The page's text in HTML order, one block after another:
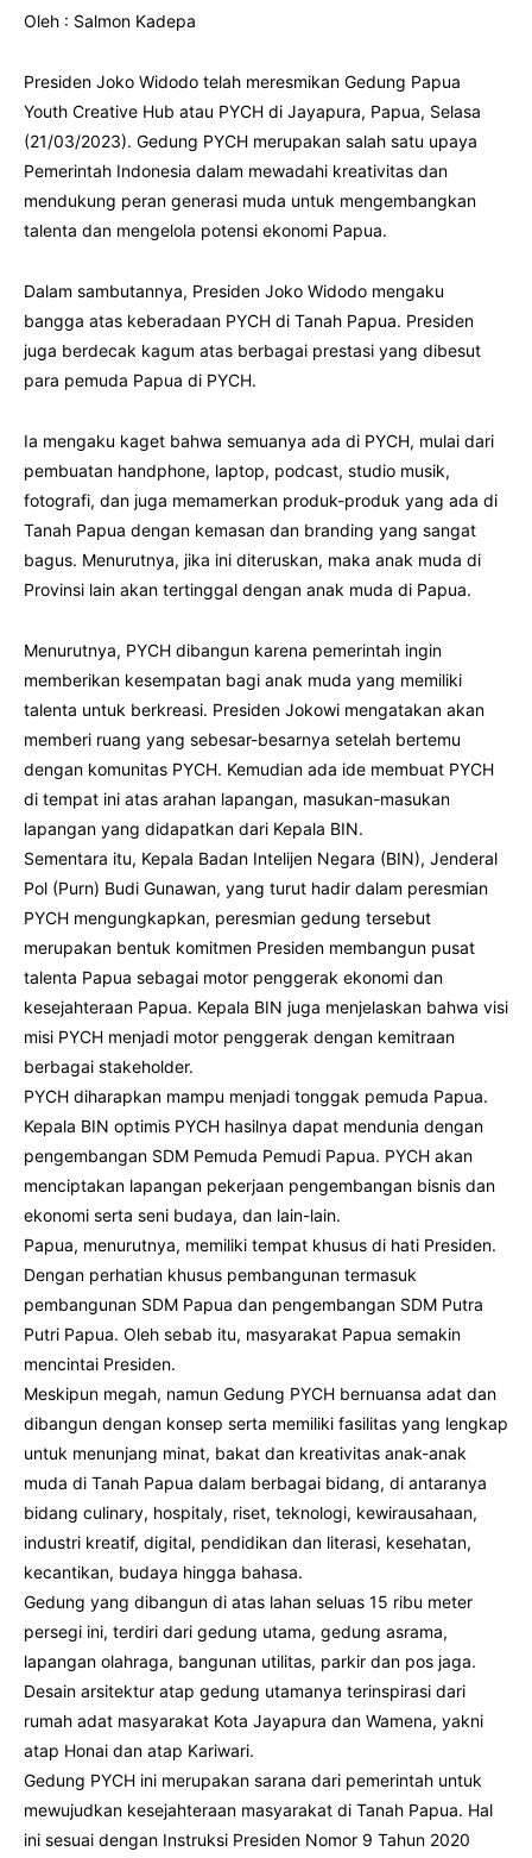
Oleh : Salmon Kadepa
Presiden Joko Widodo telah meresmikan Gedung Papua
Youth Creative Hub atau PYCH di Jayapura, Papua, Selasa
(21/03/2023). Gedung PYCH merupakan salah satu upaya
Pemerintah Indonesia dalam mewadahi kreativitas dan
mendukung peran generasi muda untuk mengembangkan
talenta dan mengelola potensi ekonomi Papua.
Dalam sambutannya, Presiden Joko Widodo mengaku
bangga atas keberadaan PYCH di Tanah Papua. Presiden
juga berdecak kagum atas berbagai prestasi yang dibesut
para pemuda Papua di PYCH.
Ia mengaku kaget bahwa semuanya ada di PYCH, mulai dari
pembuatan handphone, laptop, podcast, studio musik,
fotografi, dan juga memamerkan produk-produk yang ada di
Tanah Papua dengan kemasan dan branding yang sangat
bagus. Menurutnya, jika ini diteruskan, maka anak muda di
Provinsi lain akan tertinggal dengan anak muda di Papua.
Menurutnya, PYCH dibangun karena pemerintah ingin
memberikan kesempatan bagi anak muda yang memiliki
talenta untuk berkreasi. Presiden Jokowi mengatakan akan
memberi ruang yang sebesar-besarnya setelah bertemu
dengan komunitas PYCH. Kemudian ada ide membuat PYCH
di tempat ini atas arahan lapangan, masukan-masukan
lapangan yang didapatkan dari Kepala BIN.
Sementara itu, Kepala Badan Intelijen Negara (BIN), Jenderal
Pol (Purn) Budi Gunawan, yang turut hadir dalam peresmian
PYCH mengungkapkan, peresmian gedung tersebut
merupakan bentuk komitmen Presiden membangun pusat
talenta Papua sebagai motor penggerak ekonomi dan
kesejahteraan Papua. Kepala BIN juga menjelaskan bahwa visi
misi PYCH menjadi motor penggerak dengan kemitraan
berbagai stakeholder.
PYCH diharapkan mampu menjadi tonggak pemuda Papua.
Kepala BIN optimis PYCH hasilnya dapat mendunia dengan
pengembangan SDM Pemuda Pemudi Papua. PYCH akan
menciptakan lapangan pekerjaan pengembangan bisnis dan
ekonomi serta seni budaya, dan lain-lain.
Papua, menurutnya, memiliki tempat khusus di hati Presiden.
Dengan perhatian khusus pembangunan termasuk
pembangunan SDM Papua dan pengembangan SDM Putra
Putri Papua. Oleh sebab itu, masyarakat Papua semakin
mencintai Presiden.
Meskipun megah, namun Gedung PYCH bernuansa adat dan
dibangun dengan konsep serta memiliki fasilitas yang lengkap
untuk menunjang minat, bakat dan kreativitas anak-anak
muda di Tanah Papua dalam berbagai bidang, di antaranya
bidang culinary, hospitaly, riset, teknologi, kewirausahaan,
industri kreatif, digital, pendidikan dan literasi, kesehatan,
kecantikan, budaya hingga bahasa.
Gedung yang dibangun di atas lahan seluas 15 ribu meter
persegi ini, terdiri dari gedung utama, gedung asrama,
lapangan olahraga, bangunan utilitas, parkir dan pos jaga.
Desain arsitektur atap gedung utamanya terinspirasi dari
rumah adat masyarakat Kota Jayapura dan Wamena, yakni
atap Honai dan atap Kariwari.
Gedung PYCH ini merupakan sarana dari pemerintah untuk
mewujudkan kesejahteraan masyarakat di Tanah Papua. Hal
ini sesuai dengan Instruksi Presiden Nomor 9 Tahun 2020